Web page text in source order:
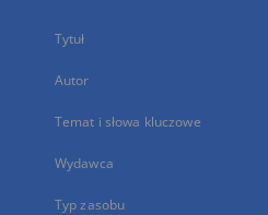
Tytuł
Autor
Temat i słowa kluczowe
Wydawca
Typ zasobu